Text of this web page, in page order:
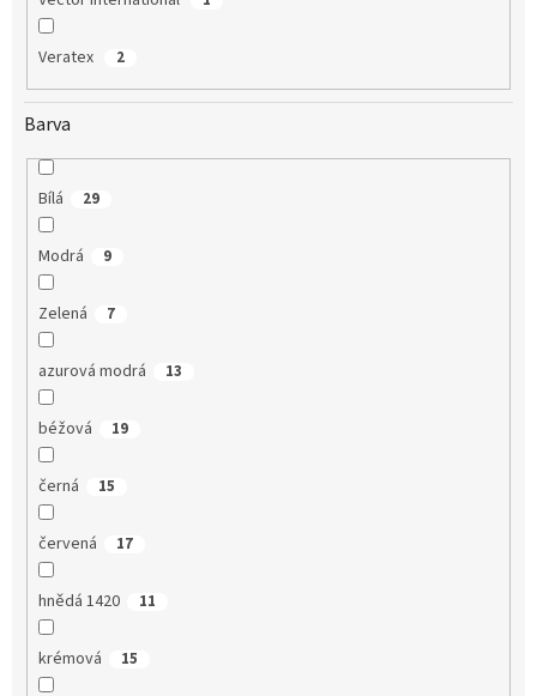
Veratex 2
Barva
Bílá 29
Modrá 9
Zelená 7
azurová modrá 13
béžová 19
černá 15
červená 17
hnědá 1420 11
krémová 15